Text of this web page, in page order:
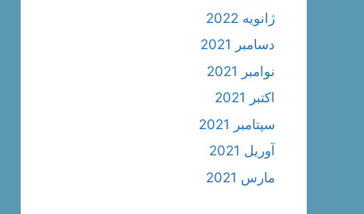
ژانویه 2022
دسامبر 2021
نوامبر 2021
اکتبر 2021
سپتامبر 2021
آوریل 2021
مارس 2021